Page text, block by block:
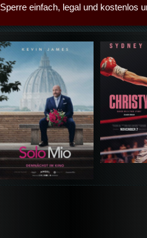
einfach, legal und kostenlos
Details,Play